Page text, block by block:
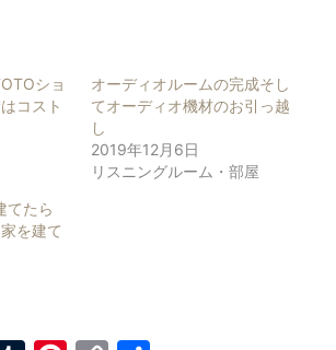
ショ
コスト
オーディオルームの完成そし
てオーディオ機材のお引っ越
し
2019年12月6日
リスニングルーム・部屋
てたら
を建て